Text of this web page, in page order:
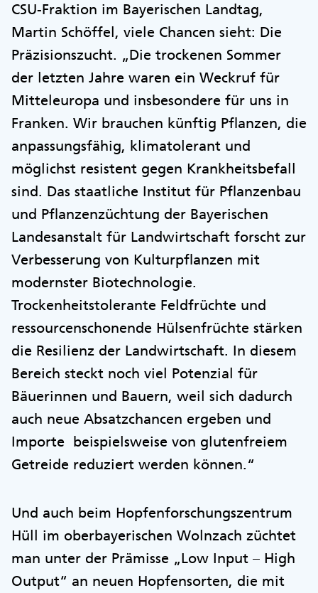
CSU-Fraktion im Bayerischen Landtag,
Martin Schöffel, viele Chancen sieht: Die
Präzisionszucht. „Die trockenen Sommer
der letzten Jahre waren ein Weckruf für
Mitteleuropa und insbesondere für uns in
Franken. Wir brauchen künftig Pflanzen, die
anpassungsfähig, klimatolerant und
möglichst resistent gegen Krankheitsbefall
sind. Das staatliche Institut für Pflanzenbau
und Pflanzenzüchtung der Bayerischen
Landesanstalt für Landwirtschaft forscht zur
Verbesserung von Kulturpflanzen mit
modernster Biotechnologie.
Trockenheitstolerante Feldfrüchte und
ressourcenschonende Hülsenfrüchte stärken
die Resilienz der Landwirtschaft. In diesem
Bereich steckt noch viel Potenzial für
Bäuerinnen und Bauern, weil sich dadurch
auch neue Absatzchancen ergeben und
Importe beispielsweise von glutenfreiem
Getreide reduziert werden können.“
Und auch beim Hopfenforschungszentrum
Hüll im oberbayerischen Wolnzach züchtet
man unter der Prämisse „Low Input – High
Output“ an neuen Hopfensorten, die mit